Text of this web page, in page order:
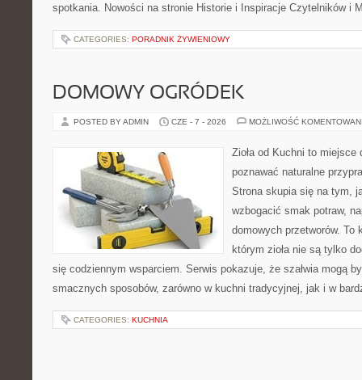
spotkania. Nowości na stronie Historie i Inspiracje Czytelników i
CATEGORIES: PORADNIK ŻYWIENIOWY
DOMOWY OGRÓDEK
POSTED BY ADMIN CZE - 7 - 2026 MOŻLIWOŚĆ
Zioła od Kuchni to
poznawać naturalne
Strona skupia się na tym,
wzbogacić smak potraw,
domowych przetworów. To
którym zioła nie są tylko
się codziennym wsparciem. Serwis pokazuje, że szałwia mogą
smacznych sposobów, zarówno w kuchni tradycyjnej, jak i w
CATEGORIES: KUCHNIA